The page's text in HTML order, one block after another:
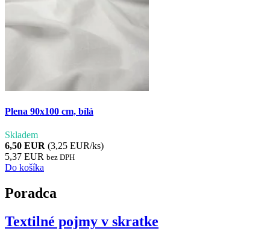
Plena 90x100 cm, bílá
Skladem
6,50 EUR (3,25 EUR/ks)
5,37 EUR bez DPH
Do košíka
Poradca
Textilné pojmy v skratke